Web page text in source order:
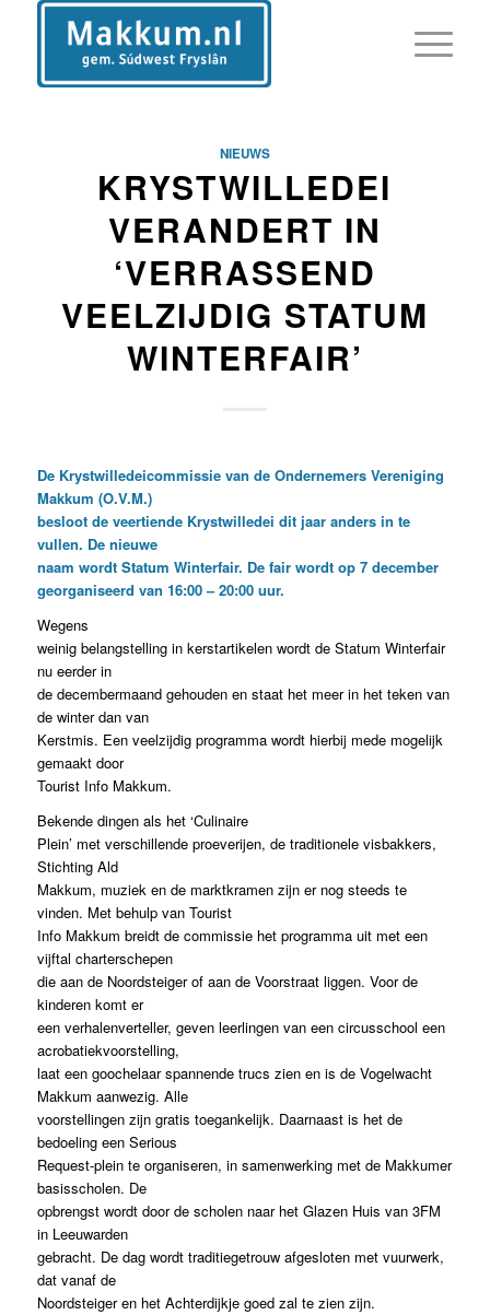
NIEUWS
KRYSTWILLEDEI
VERANDERT IN
‘VERRASSEND
VEELZIJDIG STATUM
WINTERFAIR’
De Krystwilledeicommissie van de Ondernemers Vereniging
Makkum (O.V.M.)
besloot de veertiende Krystwilledei dit jaar anders in te
vullen. De nieuwe
naam wordt Statum Winterfair. De fair wordt op 7 december
georganiseerd van 16:00 – 20:00 uur.
Wegens
weinig belangstelling in kerstartikelen wordt de Statum Winterfair
nu eerder in
de decembermaand gehouden en staat het meer in het teken van
de winter dan van
Kerstmis. Een veelzijdig programma wordt hierbij mede mogelijk
gemaakt door
Tourist Info Makkum.
Bekende dingen als het ‘Culinaire
Plein’ met verschillende proeverijen, de traditionele visbakkers,
Stichting Ald
Makkum, muziek en de marktkramen zijn er nog steeds te
vinden. Met behulp van Tourist
Info Makkum breidt de commissie het programma uit met een
vijftal charterschepen
die aan de Noordsteiger of aan de Voorstraat liggen. Voor de
kinderen komt er
een verhalenverteller, geven leerlingen van een circusschool een
acrobatiekvoorstelling,
laat een goochelaar spannende trucs zien en is de Vogelwacht
Makkum aanwezig. Alle
voorstellingen zijn gratis toegankelijk. Daarnaast is het de
bedoeling een Serious
Request-plein te organiseren, in samenwerking met de Makkumer
basisscholen. De
opbrengst wordt door de scholen naar het Glazen Huis van 3FM
in Leeuwarden
gebracht. De dag wordt traditiegetrouw afgesloten met vuurwerk,
dat vanaf de
Noordsteiger en het Achterdijkje goed zal te zien zijn.